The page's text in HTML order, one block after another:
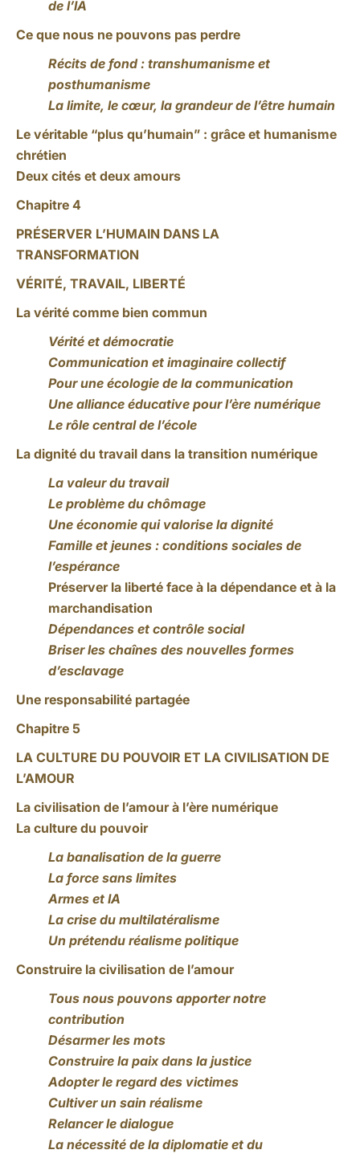
de l’IA
Ce que nous ne pouvons pas perdre
Récits de fond : transhumanisme et
posthumanisme
La limite, le cœur, la grandeur de l’être humain
Le véritable “plus qu’humain” : grâce et humanisme
chrétien
Deux cités et deux amours
Chapitre 4
PRÉSERVER L’HUMAIN DANS LA
TRANSFORMATION
VÉRITÉ, TRAVAIL, LIBERTÉ
La vérité comme bien commun
Vérité et démocratie
Communication et imaginaire collectif
Pour une écologie de la communication
Une alliance éducative pour l’ère numérique
Le rôle central de l’école
La dignité du travail dans la transition numérique
La valeur du travail
Le problème du chômage
Une économie qui valorise la dignité
Famille et jeunes : conditions sociales de
l’espérance
Préserver la liberté face à la dépendance et à la
marchandisation
Dépendances et contrôle social
Briser les chaînes des nouvelles formes
d’esclavage
Une responsabilité partagée
Chapitre 5
LA CULTURE DU POUVOIR ET LA CIVILISATION DE
L’AMOUR
La civilisation de l’amour à l’ère numérique
La culture du pouvoir
La banalisation de la guerre
La force sans limites
Armes et IA
La crise du multilatéralisme
Un prétendu réalisme politique
Construire la civilisation de l’amour
Tous nous pouvons apporter notre
contribution
Désarmer les mots
Construire la paix dans la justice
Adopter le regard des victimes
Cultiver un sain réalisme
Relancer le dialogue
La nécessité de la diplomatie et du